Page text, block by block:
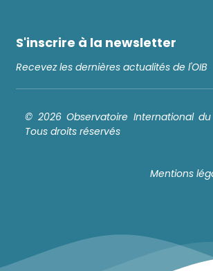
S'inscrire à la newsletter
Recevez les dernières actualités de l'OIB
© 2026 Observatoire International
Tous droits réservés
Mentions